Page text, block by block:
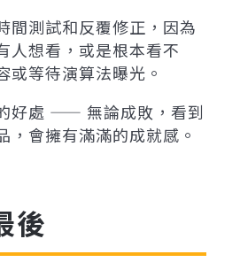
間測試和反覆修正，因為
人想看，或是根本看不
或等待演算法曝光。
好處 —— 無論成敗，看到
，會擁有滿滿的成就感。
後